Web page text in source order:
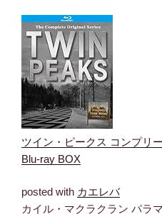
ツイン・ピークス コンプリ
Blu-ray BOX
posted with カエレバ
カイル・マクラクラン パラ